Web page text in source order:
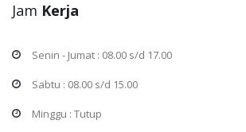
Jam Kerja
Senin - Jumat : 08.00 s/d 17.00
Sabtu : 08.00 s/d 15.00
Minggu : Tutup